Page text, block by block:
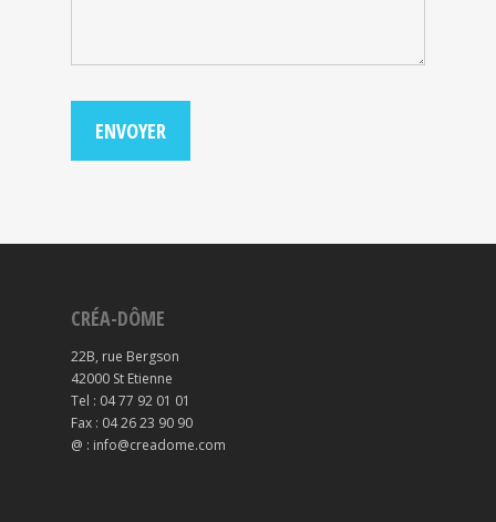
CRÉA-DÔME
22B, rue Bergson
42000 St Etienne
Tel : 04 77 92 01 01
Fax : 04 26 23 90 90
@ : info@creadome.com